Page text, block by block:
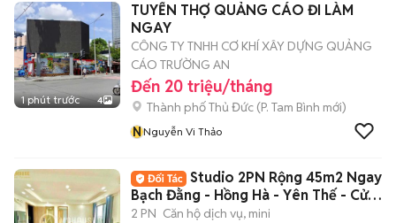
1 phút trước 4
TUYỂN THỢ QUẢNG CÁO ĐI LÀM
NGAY
CÔNG TY TNHH CƠ KHÍ XÂY DỰNG QUẢNG
CÁO TRƯỜNG AN
Đến 20 triệu/tháng
Thành phố Thủ Đức (P. Tam Bình mới)
NNguyễn Vi Thảo
Studio 2PN Rộng 45m2 Ngay
Bạch Đằng - Hồng Hà - Yên Thế - Cửu
Long
2 PN Căn hộ dịch vụ, mini